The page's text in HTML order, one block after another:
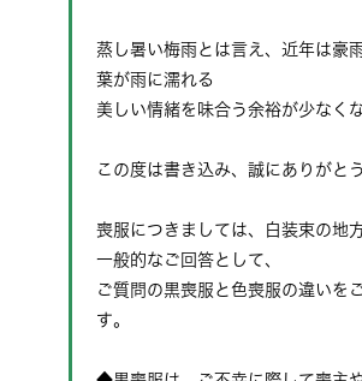
蒸し暑い梅雨とは言え、近年は豪
葉が雨に濡れる
美しい情緒を味合う余裕が少なく
この度は書き込み、誠にありがと
喪服につきましては、白装束の地
一般的なご回答として、
ご質問の黒喪服と色喪服の違いを
す。